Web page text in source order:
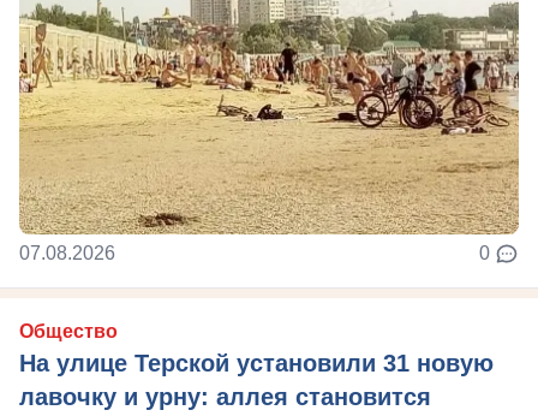
07.08.2026 0
Общество
На улице Терской установили 31 новую
лавочку и урну: аллея становится